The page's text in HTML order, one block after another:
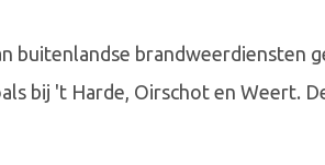
buitenlandse brandweerdiensten
bij 't Harde, Oirschot en Weert.